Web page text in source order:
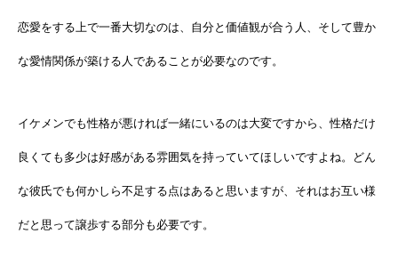
恋愛をする上で一番大切なのは、自分と価値観が合う人、そして豊か
な愛情関係が築ける人であることが必要なのです。
イケメンでも性格が悪ければ一緒にいるのは大変ですから、性格だけ
良くても多少は好感がある雰囲気を持っていてほしいですよね。どん
な彼氏でも何かしら不足する点はあると思いますが、それはお互い様
だと思って譲歩する部分も必要です。